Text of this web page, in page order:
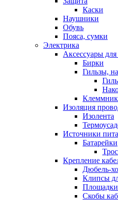
Каски
Наушники
Обувь
Пояса, сумки
Электрика
Аксессуары
Бирки
Гильзы,
Изоляция
Изолента
Источники
Батарейки
Крепление
Дюбель-
Клипсы
Площадки
Скобы